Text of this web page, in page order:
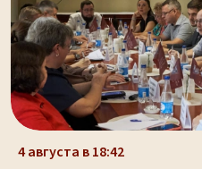
4 августа в 18:42